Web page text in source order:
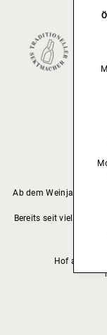
Ab dem Weinjahrgang
Bereits seit vielen
Hof am